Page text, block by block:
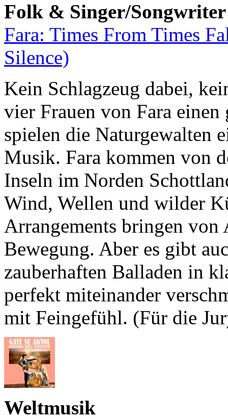
Folk & Singer/Songwriter
Fara: Times From Times
Silence)
Kein Schlagzeug dabei,
vier Frauen von Fara
spielen die Naturgewalten
Musik. Fara kommen von
Inseln im Norden
Wind, Wellen und wilder
Arrangements bringen von
Bewegung. Aber es gibt
zauberhaften Balladen in
perfekt miteinander
mit Feingefühl. (Für die
Weltmusik